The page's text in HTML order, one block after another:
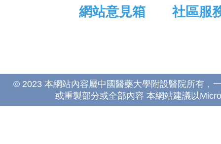
網站意見箱 社區服
© 2023 本網站內容屬中國醫藥大學附設醫院所有，
或重製部分或全部內容 本網站建議以